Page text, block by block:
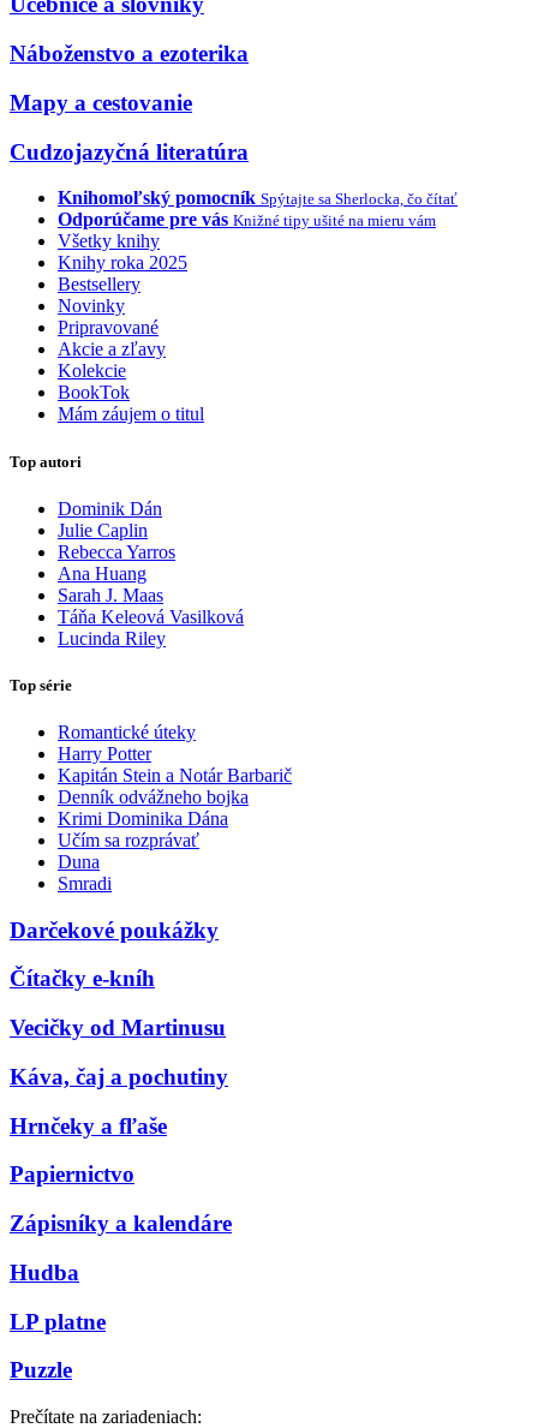
Náboženstvo a ezoterika
Mapy a cestovanie
Cudzojazyčná literatúra
Knihomoľský pomocník Spýtajte sa Sherlocka, čo čítať
Odporúčame pre vás Knižné tipy ušité na mieru vám
Všetky knihy
Knihy roka 2025
Bestsellery
Novinky
Pripravované
Akcie a zľavy
Kolekcie
BookTok
Mám záujem o titul
Top autori
Dominik Dán
Julie Caplin
Rebecca Yarros
Ana Huang
Sarah J. Maas
Táňa Keleová Vasilková
Lucinda Riley
Top série
Romantické úteky
Harry Potter
Kapitán Stein a Notár Barbarič
Denník odvážneho bojka
Krimi Dominika Dána
Učím sa rozprávať
Duna
Smradi
Darčekové poukážky
Čítačky e-kníh
Vecičky od Martinusu
Káva, čaj a pochutiny
Hrnčeky a fľaše
Papiernictvo
Zápisníky a kalendáre
Hudba
LP platne
Puzzle
Prečítate na zariadeniach: